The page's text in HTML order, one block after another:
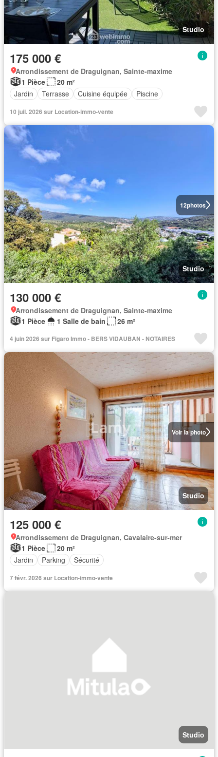
Studio
175 000 €
Arrondissement de Draguignan, Sainte-maxime
1 Pièce
20 m²
Jardin
Terrasse Cuisine équipée Piscine
10 juil. 2026 sur Location-immo-vente
12photos
Studio
130 000 €
Arrondissement de Draguignan, Sainte-maxime
1 Pièce
1 Salle de bain 26 m²
4 juin 2026 sur Figaro Immo - BERS VIDAUBAN - NOTAIRES
Voir la photo
Studio
125 000 €
Arrondissement de Draguignan, Cavalaire-sur-mer
1 Pièce
20 m²
Jardin
Parking Sécurité
7 févr. 2026 sur Location-immo-vente
Studio